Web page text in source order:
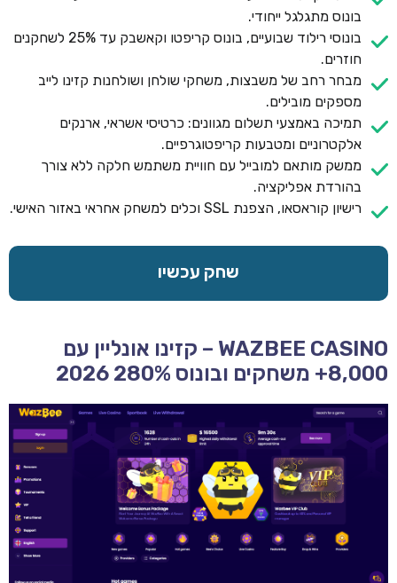
בונוס מתגלגל ייחודי.
בונוסי רילוד שבועיים, בונוס קריפטו וקאשבק עד 25% לשחקנים
חוזרים.
מבחר רחב של משבצות, משחקי שולחן ושולחנות קזינו לייב
מספקים מובילים.
תמיכה באמצעי תשלום מגוונים: כרטיסי אשראי, ארנקים
אלקטרוניים ומטבעות קריפטוגרפיים.
ממשק מותאם למובייל עם חוויית משתמש חלקה ללא צורך
בהורדת אפליקציה.
רישיון קוראסאו, הצפנת SSL וכלים למשחק אחראי באזור האישי.
שחק עכשיו
WAZBEE CASINO – קזינו אונליין עם
8,000+ משחקים ובונוס 280% 2026